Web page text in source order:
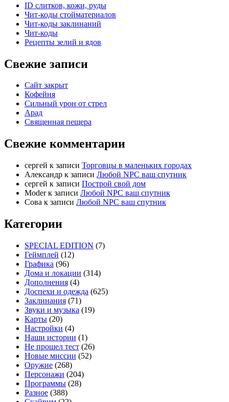
ID слитков, кожи, руды
Чит-коды стойматериалов
Чит-коды заклинаний
Чит-коды
Рецепты зелий и ядов
Свежие записи
Сайт закрыт
Кофейня
Cильный урон от стрел
Арад
Священная пещера
Свежие комментарии
cергей к записи Торговцы в маленьких городах
Александр к записи Любой NPC ваш спутник
cергей к записи Построй свой дом
Moderк записи Любой NPC ваш спутник
Сова к записи Любой NPC ваш спутник
Категории
SPECIAL EDITION (7)
Геймплей (12)
Графика (96)
Дома и локации (314)
Дополнения (4)
Доспехи и одежда (625)
Заклинания (71)
Звуки и музыка (19)
Карты (20)
Настройки (4)
Наши истории (1)
Не прошел тест (26)
Новые миссии (52)
Оружие (268)
Персонажи (204)
Программы (28)
Разное (388)